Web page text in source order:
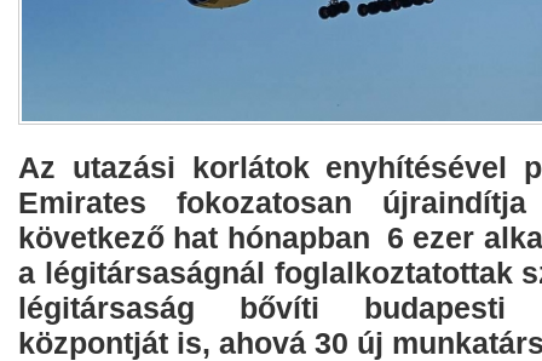
Az utazási korlátok enyhítésével
Emirates fokozatosan
következő hat hónapban 6 ezer
a légitársaságnál foglalkoztatottak
légitársaság bővíti budapesti
központját is, ahová 30 új